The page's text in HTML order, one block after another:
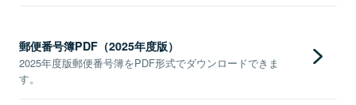
郵便番号簿PDF（2025年度版）
2025年度版郵便番号簿をPDF形式でダウンロードできま
す。